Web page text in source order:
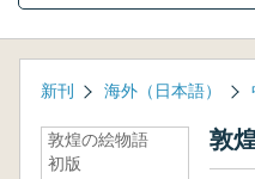
新刊 海外（日本語）
敦煌の絵物語
初版
敦